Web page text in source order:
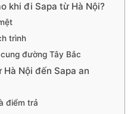
khi đi Sapa từ Hà Nội?
trình
đường Tây Bắc
Nội đến Sapa an
điểm trả